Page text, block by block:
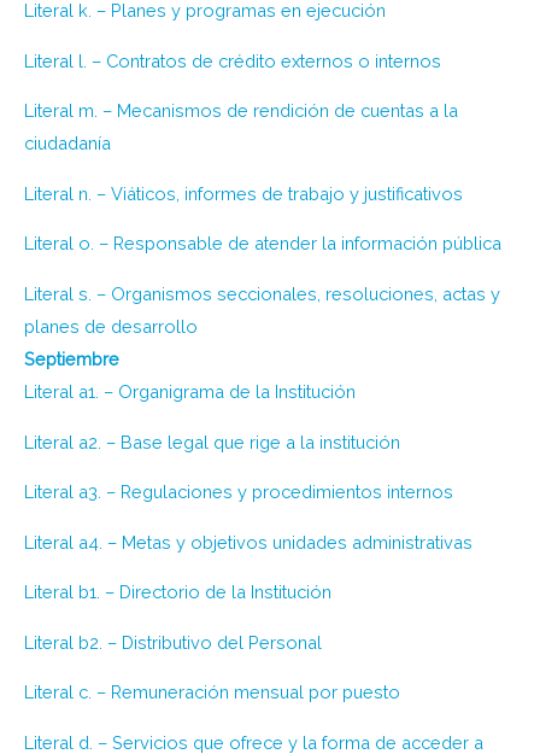
Literal k. – Planes y programas en ejecución
Literal l. – Contratos de crédito externos o internos
Literal m. – Mecanismos de rendición de cuentas a la
ciudadanía
Literal n. – Viáticos, informes de trabajo y justificativos
Literal o. – Responsable de atender la información pública
Literal s. – Organismos seccionales, resoluciones, actas y
planes de desarrollo
Septiembre
Literal a1. – Organigrama de la Institución
Literal a2. – Base legal que rige a la institución
Literal a3. – Regulaciones y procedimientos internos
Literal a4. – Metas y objetivos unidades administrativas
Literal b1. – Directorio de la Institución
Literal b2. – Distributivo del Personal
Literal c. – Remuneración mensual por puesto
Literal d. – Servicios que ofrece y la forma de acceder a